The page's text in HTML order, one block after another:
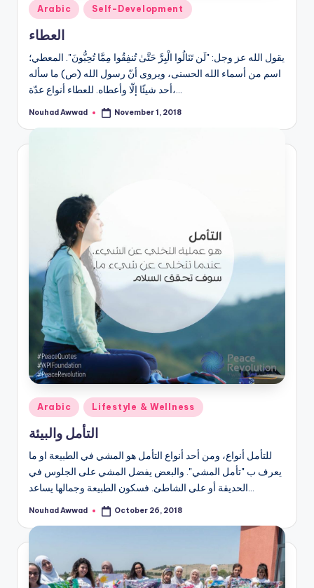
Posted
in
Arabic Self-Development
العطاء
يقول الله عز وجل: "لَن تَنَالُوا الْبِرَّ حَتَّىٰ تُنفِقُوا مِمَّا تُحِبُّونَ". المعطي؛
اسم من أسماء الله الحسنى، ويروى أنّ رسول الله (ص) ما سأله
أحد شيئًا إلّا وأعطاه. للعطاء أنواع عدّة،…
Posted
Nouhad Awwad November 1, 2018
Posted
in
Arabic Lifestyle & Wellness
التأمل والبيئة
للتأمل أنواع، ومن أحد أنواع التأمل هو المشي في الطبيعة او ما
يعرف ب "تأمل المشي". والبعض يفضل المشي على الجلوس في
الحديقة أو على الشاطئ. فسكون الطبيعة وجمالها يساعد…
Posted
Nouhad Awwad October 26, 2018